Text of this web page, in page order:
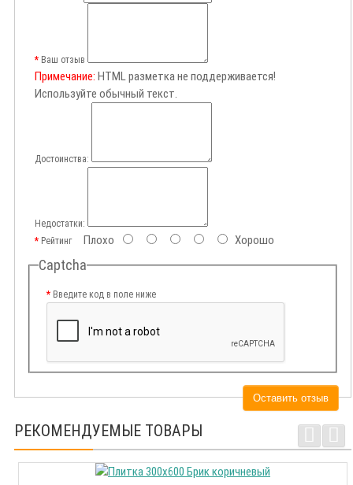
Ваш отзыв
Примечание: HTML разметка не поддерживается!
Используйте обычный текст.
Достоинства:
Недостатки:
РейтингПлохо Хорошо
Captcha
Введите код в поле ниже
Оставить отзыв
РЕКОМЕНДУЕМЫЕ ТОВАРЫ